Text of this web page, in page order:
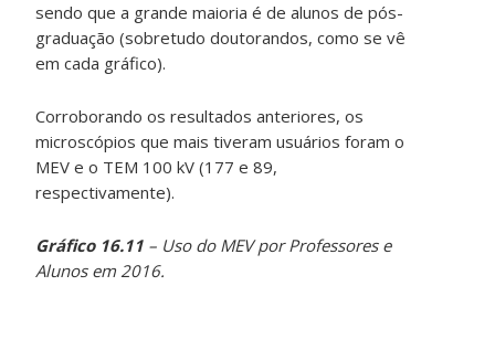
sendo que a grande maioria é de alunos de pós-
graduação (sobretudo doutorandos, como se vê
em cada gráfico).
Corroborando os resultados anteriores, os
microscópios que mais tiveram usuários foram o
MEV e o TEM 100 kV (177 e 89,
respectivamente).
Gráfico 16.11 – Uso do MEV por Professores e
Alunos em 2016.